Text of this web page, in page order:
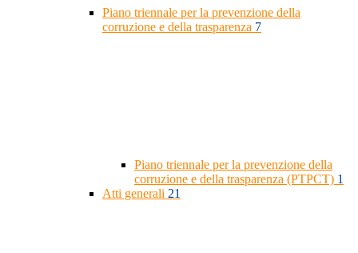
Piano triennale per la prevenzione della
corruzione e della trasparenza 7
Piano triennale per la prevenzione della
corruzione e della trasparenza (PTPCT) 1
Atti generali 21